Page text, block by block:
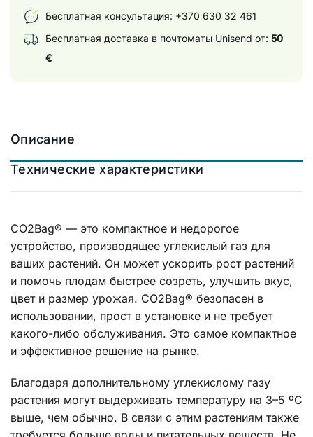
Бесплатная консультация: +370 630 32 461
Бесплатная доставка в почтоматы Unisend от: 50
€
Описание
Технические характеристики
CO2Bag® — это компактное и недорогое
устройство, производящее углекислый газ для
ваших растений. Он может ускорить рост растений
и помочь плодам быстрее созреть, улучшить вкус,
цвет и размер урожая. CO2Bag® безопасен в
использовании, прост в установке и не требует
какого-либо обслуживания. Это самое компактное
и эффективное решение на рынке.
Благодаря дополнительному углекислому газу
растения могут выдерживать температуру на 3–5 ºC
выше, чем обычно. В связи с этим растениям также